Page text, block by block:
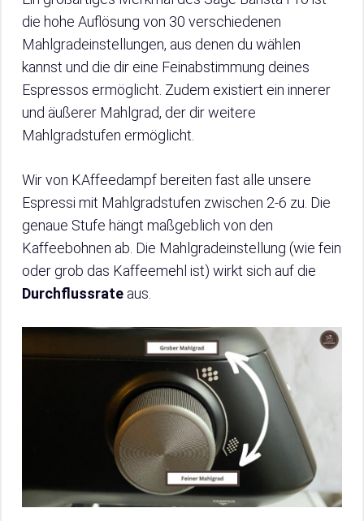
die hohe Auflösung von 30 verschiedenen
Mahlgradeinstellungen, aus denen du wählen
kannst und die dir eine Feinabstimmung deines
Espressos ermöglicht. Zudem existiert ein innerer
und äußerer Mahlgrad, der dir weitere
Mahlgradstufen ermöglicht.
Wir von KAffeedampf bereiten fast alle unsere
Espressi mit Mahlgradstufen zwischen 2-6 zu. Die
genaue Stufe hängt maßgeblich von den
Kaffeebohnen ab. Die Mahlgradeinstellung (wie fein
oder grob das Kaffeemehl ist) wirkt sich auf die
Durchflussrate aus.